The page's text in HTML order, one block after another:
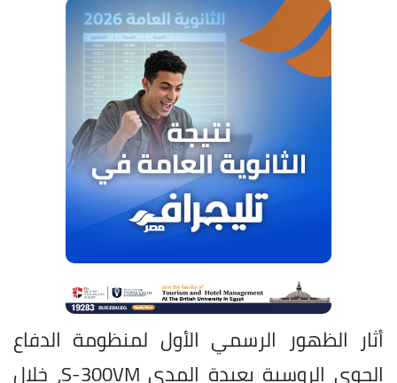
أثار الظهور الرسمي الأول لمنظومة الدفاع
الجوي الروسية بعيدة المدى S-300VM، خلال